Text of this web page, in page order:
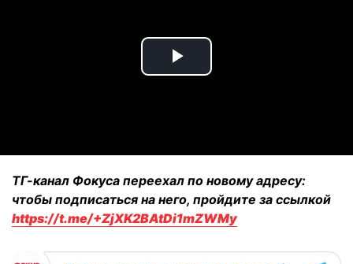
Play
ТГ-канал Фокуса переехал по новому адресу:
чтобы подписаться на него, пройдите за ссылкой
https://t.me/+ZjXK2BAtDi1mZWMy